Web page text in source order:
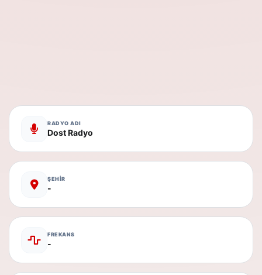
RADYO ADI
Dost Radyo
ŞEHİR
-
FREKANS
-